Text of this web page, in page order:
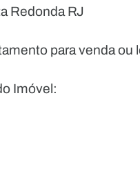
Redonda RJ
para venda ou
Imóvel: